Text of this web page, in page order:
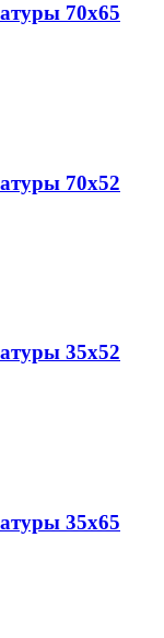
70x65
70x52
35x52
35x65